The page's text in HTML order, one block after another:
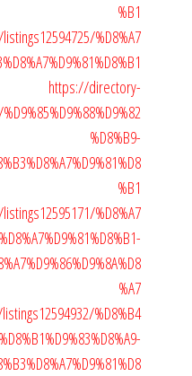
%B1
%D8%A7
https://directory-
%D8%B9-
%B1
%D8%A7
%A7
%D8%B4
%D8%B1%D9%83%D8%A9-